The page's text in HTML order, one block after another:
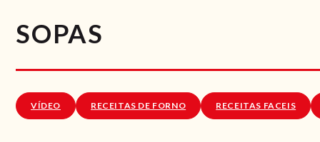
SOPAS
VÍDEO RECEITAS DE FORNO RECEITAS FACEIS